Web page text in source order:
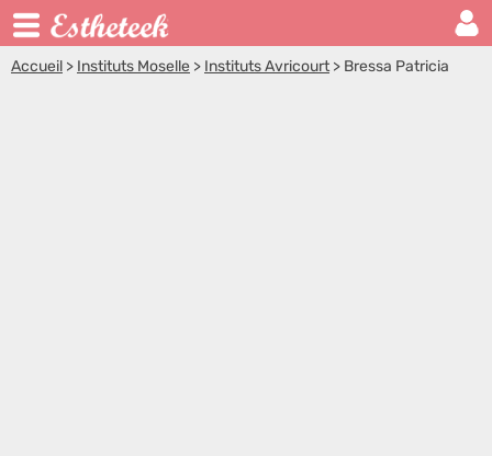
Accueil > Instituts Moselle > Instituts Avricourt> Bressa Patricia